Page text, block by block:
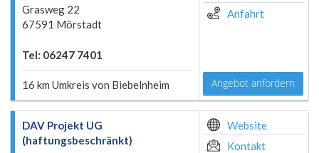
Grasweg 22
67591 Mörstadt
Tel: 06247 7401
16 km Umkreis von Biebelnheim
Anfahrt
Angebot anfordern
DAV Projekt UG
(haftungsbeschränkt)
Website
Kontakt